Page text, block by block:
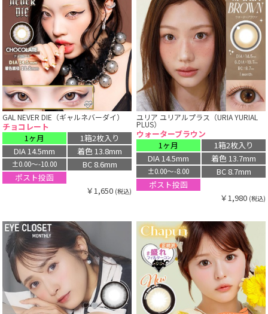
GAL NEVER DIE（ギャルネバーダイ）
チョコレート
1ヶ月
1箱2枚入り
DIA 14.5mm
着色 13.8mm
±0.00〜-10.00
BC 8.6mm
ポスト投函
￥1,650 (税込)
ユリア ユリアルプラス（URIA YURIAL
PLUS）
ウォーターブラウン
1ヶ月
1箱2枚入り
DIA 14.5mm
着色 13.7mm
±0.00〜-8.00
BC 8.7mm
ポスト投函
￥1,980 (税込)